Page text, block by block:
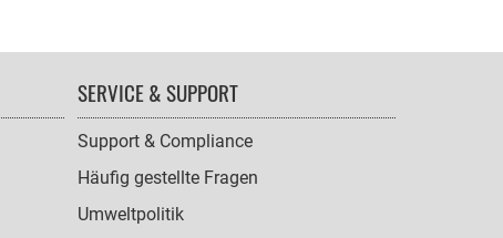
SERVICE & SUPPORT
Support & Compliance
Häufig gestellte Fragen
Umweltpolitik